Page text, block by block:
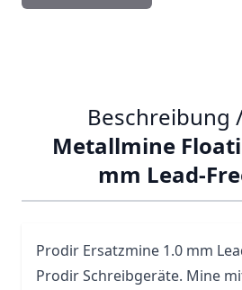
Beschreibung
Metallmine
mm Lead-
Prodir Ersatzmine 1.0 mm
ProdirSchreibgeräte. Mine